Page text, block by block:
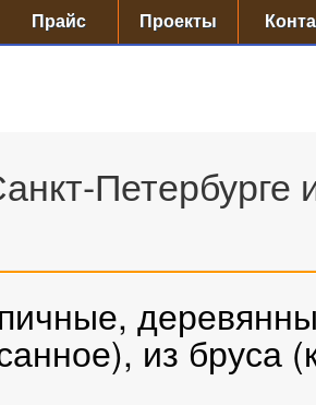
Прайс Проекты
Петербурге
из бруса